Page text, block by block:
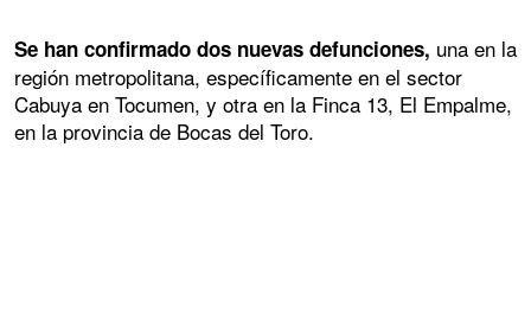
Se han confirmado dos nuevas defunciones, una en la
región metropolitana, específicamente en el sector
Cabuya en Tocumen, y otra en la Finca 13, El Empalme,
en la provincia de Bocas del Toro.